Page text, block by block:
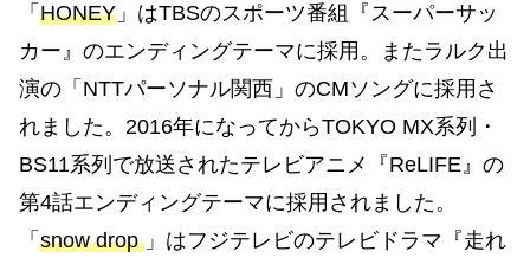
「 HONEY 」はTBSのスポーツ番組『スーパーサッ
カー』のエンディングテーマに採用。またラルク出
演の「NTTパーソナル関西」のCMソングに採用さ
れました。2016年になってからTOKYO MX系列・
BS11系列で放送されたテレビアニメ『ReLIFE』の
第4話エンディングテーマに採用されました。
「 snow drop 」はフジテレビのテレビドラマ『走れ